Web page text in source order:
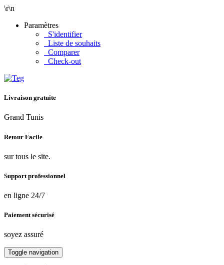
\r\n
Paramètres
S'identifier
Liste de souhaits
Comparer
Check-out
Livraison gratuite
Grand Tunis
Retour Facile
sur tous le site.
Support professionnel
en ligne 24/7
Paiement sécurisé
soyez assuré
Toggle navigation